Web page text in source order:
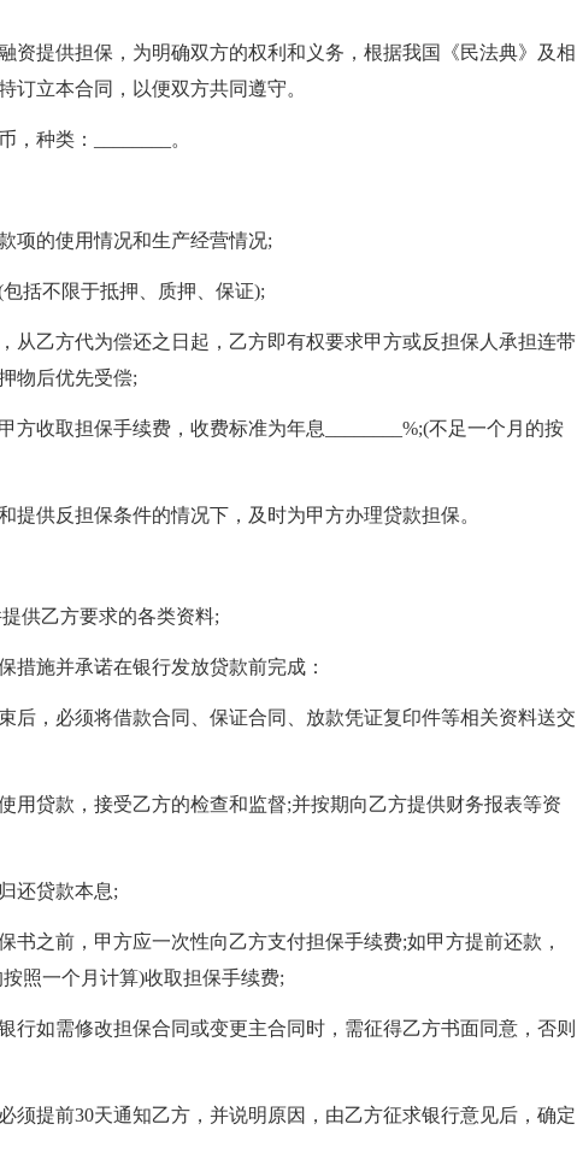
提供担保，为明确双方的权利和义务，根据我国《民法典》及相
订立本合同，以便双方共同遵守。
种类：________。
的使用情况和生产经营情况;
不限于抵押、质押、保证);
乙方代为偿还之日起，乙方即有权要求甲方或反担保人承担连带
物后优先受偿;
收取担保手续费，收费标准为年息________%;(不足一个月的按
供反担保条件的情况下，及时为甲方办理贷款担保。
供乙方要求的各类资料;
施并承诺在银行发放贷款前完成：
，必须将借款合同、保证合同、放款凭证复印件等相关资料送交
贷款，接受乙方的检查和监督;并按期向乙方提供财务报表等资
还贷款本息;
之前，甲方应一次性向乙方支付担保手续费;如甲方提前还款，
照一个月计算)收取担保手续费;
如需修改担保合同或变更主合同时，需征得乙方书面同意，否则
提前30天通知乙方，并说明原因，由乙方征求银行意见后，确定